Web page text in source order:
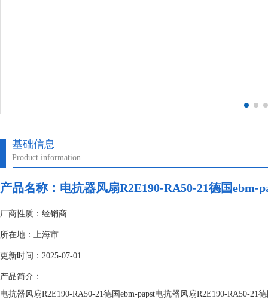
基础信息
Product information
产品名称：电抗器风扇R2E190-RA50-21德国ebm-
厂商性质：经销商
所在地：上海市
更新时间：2025-07-01
产品简介：
电抗器风扇R2E190-RA50-21德国ebm-papst电抗器风扇R2E190-RA50-21德